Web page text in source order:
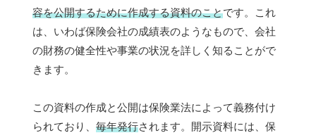
容を公開するために作成する資料のことです。これ
は、いわば保険会社の成績表のようなもので、会社
の財務の健全性や事業の状況を詳しく知ることがで
きます。
この資料の作成と公開は保険業法によって義務付け
られており、 毎年発行されます。開示資料には、保